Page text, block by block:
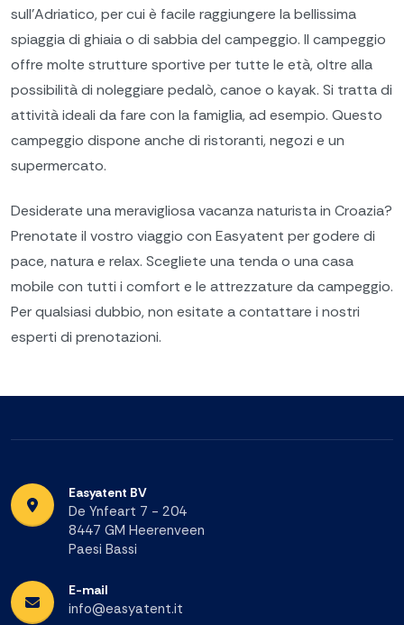
sull'Adriatico, per cui è facile raggiungere la bellissima
spiaggia di ghiaia o di sabbia del campeggio. Il campeggio
offre molte strutture sportive per tutte le età, oltre alla
possibilità di noleggiare pedalò, canoe o kayak. Si tratta di
attività ideali da fare con la famiglia, ad esempio. Questo
campeggio dispone anche di ristoranti, negozi e un
supermercato.
Desiderate una meravigliosa vacanza naturista in Croazia?
Prenotate il vostro viaggio con Easyatent per godere di
pace, natura e relax. Scegliete una tenda o una casa
mobile con tutti i comfort e le attrezzature da campeggio.
Per qualsiasi dubbio, non esitate a contattare i nostri
esperti di prenotazioni.
Easyatent BV
De Ynfeart 7 - 204
8447 GM Heerenveen
Paesi Bassi
E-mail
info@easyatent.it